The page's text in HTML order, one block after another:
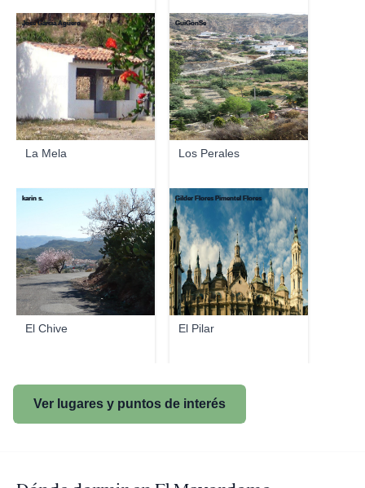
La Mela
José García Agüero
Los Perales
GuiGonSe
El Chive
karin s.
El Pilar
Gilder Flores Pimentel Flores
Ver lugares y puntos de interés